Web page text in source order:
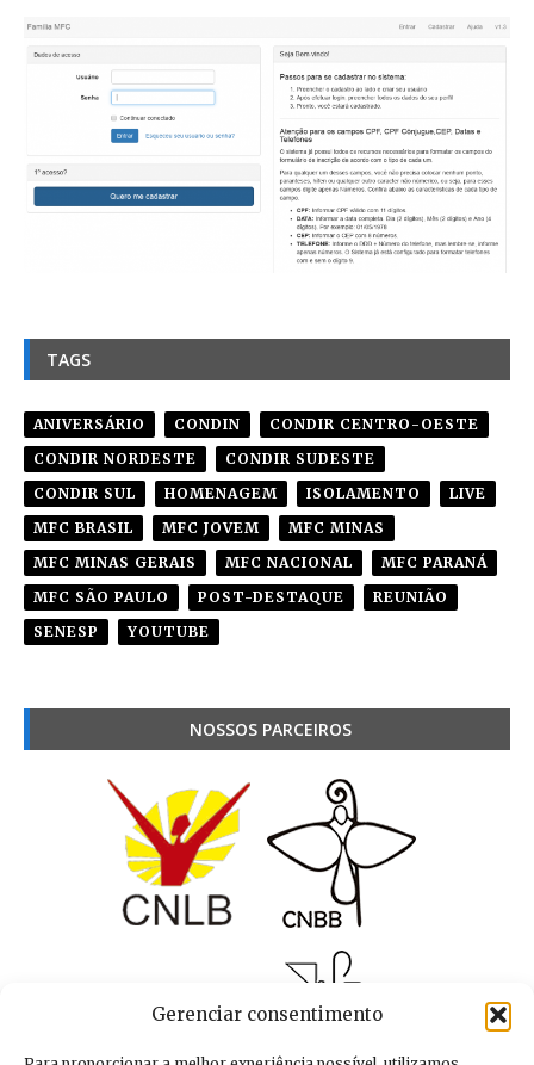
Gerenciar consentimento
TAGS
ANIVERSÁRIO CONDIN
CONDIR CENTRO-OESTE
CONDIR NORDESTE
CONDIR SUDESTE
CONDIR SUL
HOMENAGEM ISOLAMENTO
LIVE
MFC BRASIL
MFC JOVEM
MFC MINAS
MFC MINAS GERAIS
MFC NACIONAL
MFC PARANÁ
MFC SÃO PAULO
POST-DESTAQUE
REUNIÃO
SENESP
YOUTUBE
NOSSOS PARCEIROS